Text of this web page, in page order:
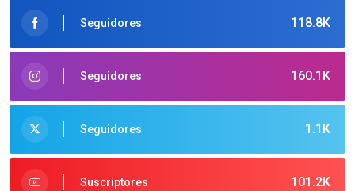
118.8K
Seguidores
160.1K
Seguidores
1.1K
Seguidores
101.2K
Suscriptores